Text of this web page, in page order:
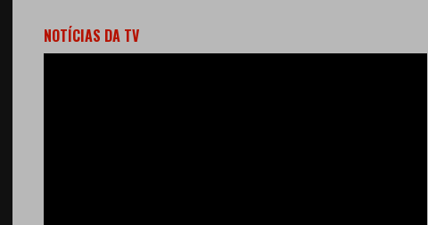
NOTÍCIAS DA TV